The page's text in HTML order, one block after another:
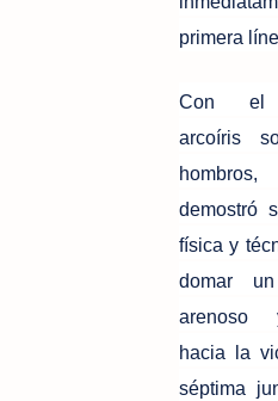
primera
Con el
arcoíris
demostró
física y
domar
arenoso
hacia la
séptima